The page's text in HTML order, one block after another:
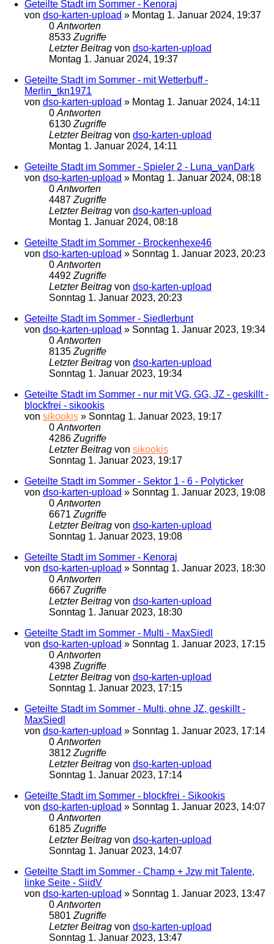
Geteilte Stadt im Sommer - Kenoraj
von dso-karten-upload » Montag 1. Januar 2024, 19:37
0Antworten
8533Zugriffe
Letzter Beitrag von dso-karten-upload
Montag 1. Januar 2024, 19:37
Geteilte Stadt im Sommer - mit Wetterbuff -
Merlin_tkn1971
von dso-karten-upload » Montag 1. Januar 2024, 14:11
0Antworten
6130Zugriffe
Letzter Beitrag von dso-karten-upload
Montag 1. Januar 2024, 14:11
Geteilte Stadt im Sommer - Spieler 2 - Luna_vanDark
von dso-karten-upload » Montag 1. Januar 2024, 08:18
0Antworten
4487Zugriffe
Letzter Beitrag von dso-karten-upload
Montag 1. Januar 2024, 08:18
Geteilte Stadt im Sommer - Brockenhexe46
von dso-karten-upload » Sonntag 1. Januar 2023, 20:23
0Antworten
4492Zugriffe
Letzter Beitrag von dso-karten-upload
Sonntag 1. Januar 2023, 20:23
Geteilte Stadt im Sommer - Siedlerbunt
von dso-karten-upload » Sonntag 1. Januar 2023, 19:34
0Antworten
8135Zugriffe
Letzter Beitrag von dso-karten-upload
Sonntag 1. Januar 2023, 19:34
Geteilte Stadt im Sommer - nur mit VG, GG, JZ - geskillt -
blockfrei - sikookis
von sikookis » Sonntag 1. Januar 2023, 19:17
0Antworten
4286Zugriffe
Letzter Beitrag von sikookis
Sonntag 1. Januar 2023, 19:17
Geteilte Stadt im Sommer - Sektor 1 - 6 - Polyticker
von dso-karten-upload » Sonntag 1. Januar 2023, 19:08
0Antworten
6671Zugriffe
Letzter Beitrag von dso-karten-upload
Sonntag 1. Januar 2023, 19:08
Geteilte Stadt im Sommer - Kenoraj
von dso-karten-upload » Sonntag 1. Januar 2023, 18:30
0Antworten
6667Zugriffe
Letzter Beitrag von dso-karten-upload
Sonntag 1. Januar 2023, 18:30
Geteilte Stadt im Sommer - Multi - MaxSiedl
von dso-karten-upload » Sonntag 1. Januar 2023, 17:15
0Antworten
4398Zugriffe
Letzter Beitrag von dso-karten-upload
Sonntag 1. Januar 2023, 17:15
Geteilte Stadt im Sommer - Multi, ohne JZ, geskillt -
MaxSiedl
von dso-karten-upload » Sonntag 1. Januar 2023, 17:14
0Antworten
3812Zugriffe
Letzter Beitrag von dso-karten-upload
Sonntag 1. Januar 2023, 17:14
Geteilte Stadt im Sommer - blockfrei - Sikookis
von dso-karten-upload » Sonntag 1. Januar 2023, 14:07
0Antworten
6185Zugriffe
Letzter Beitrag von dso-karten-upload
Sonntag 1. Januar 2023, 14:07
Geteilte Stadt im Sommer - Champ + Jzw mit Talente,
linke Seite - SiidV
von dso-karten-upload » Sonntag 1. Januar 2023, 13:47
0Antworten
5801Zugriffe
Letzter Beitrag von dso-karten-upload
Sonntag 1. Januar 2023, 13:47